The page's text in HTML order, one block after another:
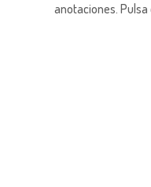
anotaciones. Pulsa